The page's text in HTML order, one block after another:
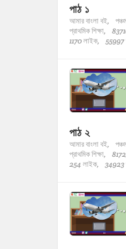
পাঠ ১
আমার বাংলা বই,
প্রাথমিক শিক্ষা,
1170 লাইক,
55997
পাঠ ২
আমার বাংলা বই,
প্রাথমিক শিক্ষা,
254 লাইক,
34923